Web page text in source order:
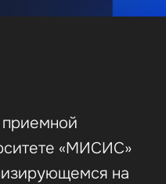
приемной
«МИСИС»
на